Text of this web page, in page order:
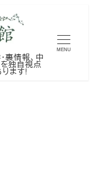
裏情報、中
を独自視点
ます!
MENU